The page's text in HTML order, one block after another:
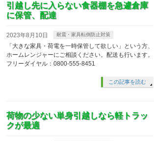
引越し先に入らない食器棚を急遽倉庫
に保管、配達
2023年8月10日 耐震・家具転倒防止対策
「大きな家具・荷電を一時保管して欲しい」という方、
ホームレンジャーにご相談ください。配送も行います。
フリーダイヤル：0800-555-8451
この記事を読む
荷物の少ない単身引越しなら軽トラッ
クが最適